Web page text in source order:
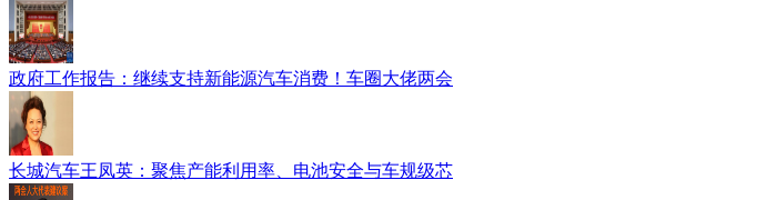
政府工作报告：继续支持新能源汽车消费！车圈大佬两会
长城汽车王凤英：聚焦产能利用率、电池安全与车规级芯